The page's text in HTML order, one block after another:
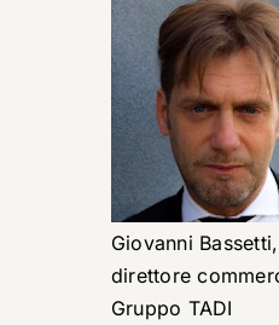
Giovanni Bassetti,
direttore
Gruppo TADI